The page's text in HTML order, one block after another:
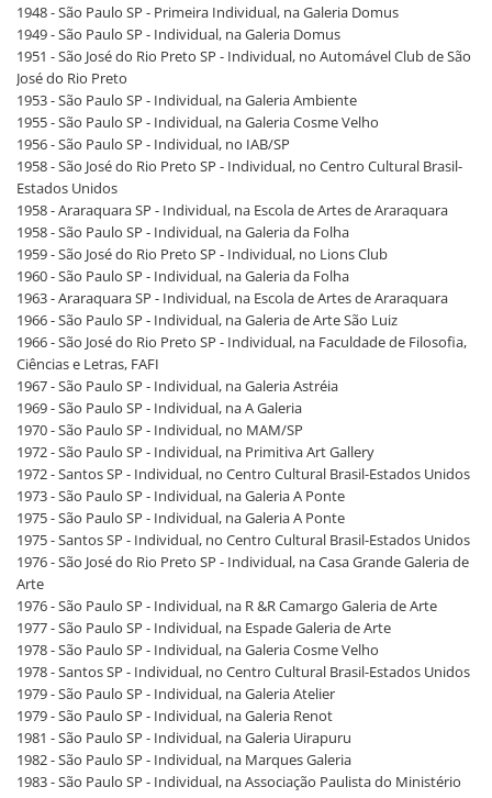
1948 - São Paulo SP - Primeira Individual, na Galeria Domus
1949 - São Paulo SP - Individual, na Galeria Domus
1951 - São José do Rio Preto SP - Individual, no Automável Club de São
José do Rio Preto
1953 - São Paulo SP - Individual, na Galeria Ambiente
1955 - São Paulo SP - Individual, na Galeria Cosme Velho
1956 - São Paulo SP - Individual, no IAB/SP
1958 - São José do Rio Preto SP - Individual, no Centro Cultural Brasil-
Estados Unidos
1958 - Araraquara SP - Individual, na Escola de Artes de Araraquara
1958 - São Paulo SP - Individual, na Galeria da Folha
1959 - São José do Rio Preto SP - Individual, no Lions Club
1960 - São Paulo SP - Individual, na Galeria da Folha
1963 - Araraquara SP - Individual, na Escola de Artes de Araraquara
1966 - São Paulo SP - Individual, na Galeria de Arte São Luiz
1966 - São José do Rio Preto SP - Individual, na Faculdade de Filosofia,
Ciências e Letras, FAFI
1967 - São Paulo SP - Individual, na Galeria Astréia
1969 - São Paulo SP - Individual, na A Galeria
1970 - São Paulo SP - Individual, no MAM/SP
1972 - São Paulo SP - Individual, na Primitiva Art Gallery
1972 - Santos SP - Individual, no Centro Cultural Brasil-Estados Unidos
1973 - São Paulo SP - Individual, na Galeria A Ponte
1975 - São Paulo SP - Individual, na Galeria A Ponte
1975 - Santos SP - Individual, no Centro Cultural Brasil-Estados Unidos
1976 - São José do Rio Preto SP - Individual, na Casa Grande Galeria de
Arte
1976 - São Paulo SP - Individual, na R &R Camargo Galeria de Arte
1977 - São Paulo SP - Individual, na Espade Galeria de Arte
1978 - São Paulo SP - Individual, na Galeria Cosme Velho
1978 - Santos SP - Individual, no Centro Cultural Brasil-Estados Unidos
1979 - São Paulo SP - Individual, na Galeria Atelier
1979 - São Paulo SP - Individual, na Galeria Renot
1981 - São Paulo SP - Individual, na Galeria Uirapuru
1982 - São Paulo SP - Individual, na Marques Galeria
1983 - São Paulo SP - Individual, na Associação Paulista do Ministério